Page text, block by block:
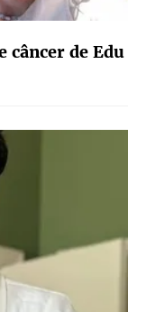
câncer de Edu